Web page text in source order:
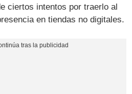
ciertos intentos por traerlo al
en tiendas no digitales.